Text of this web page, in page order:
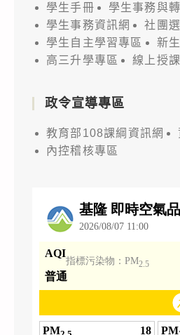
學生手冊
學生事務與
學生事務資訊網
社團
學生自主學習專區
新
高三升學專區
線上授
政令宣導專區
教育部108課綱資訊網
內控稽核專區